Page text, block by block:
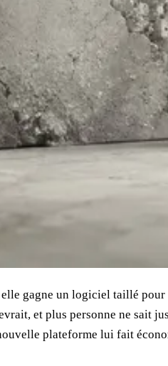
gagne un logiciel taillé
et plus personne ne sait
plateforme lui fait